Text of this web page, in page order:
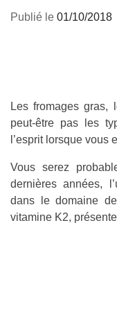
Publié le 01/10/2018
Les fromages
peut-être pas les
l’esprit lorsque vous
Vous serez
dernières années,
dans le domaine
vitamine K2,